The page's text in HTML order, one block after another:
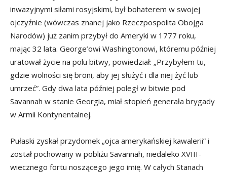
inwazyjnymi siłami rosyjskimi, był bohaterem w swojej
ojczyźnie (wówczas znanej jako Rzeczpospolita Obojga
Narodów) już zanim przybył do Ameryki w 1777 roku,
mając 32 lata. George’owi Washingtonowi, któremu później
uratował życie na polu bitwy, powiedział: „Przybyłem tu,
gdzie wolności się broni, aby jej służyć i dla niej żyć lub
umrzeć”. Gdy dwa lata później poległ w bitwie pod
Savannah w stanie Georgia, miał stopień generała brygady
w Armii Kontynentalnej.
Pułaski zyskał przydomek „ojca amerykańskiej kawalerii” i
został pochowany w pobliżu Savannah, niedaleko XVIII-
wiecznego fortu noszącego jego imię. W całych Stanach